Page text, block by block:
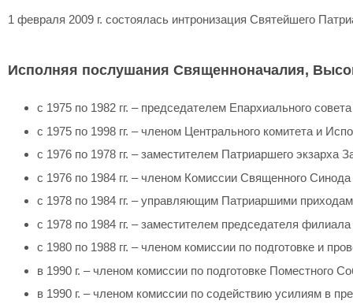
1 февраля 2009 г. состоялась интронизация Святейшего
Исполняя послушания Священноначалия,
с 1975 по 1982 гг. – председателем Епархиального
с 1975 по 1998 гг. – членом Центрального комитета и
с 1976 по 1978 гг. – заместителем Патриаршего экзарха
с 1976 по 1984 гг. – членом Комиссии Священного
c 1978 по 1984 гг. – управляющим Патриаршими
с 1978 по 1984 гг. – заместителем председателя
с 1980 по 1988 гг. – членом комиссии по подготовке и
в 1990 г. – членом комиссии по подготовке Поместного
в 1990 г. – членом комиссии по содействию усилиям в